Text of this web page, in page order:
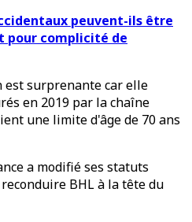
peuvent-ils être
pour complicité de
est surprenante car elle
en 2019 par la chaîne
une limite d'âge de 70 ans
a modifié ses statuts
BHL à la tête du